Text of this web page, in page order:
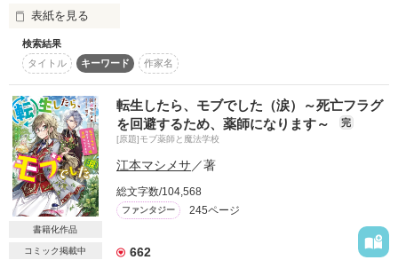
感想
ステータス 全て 完結 更新中
作品の長さ 長編 中編
コンテスト
表紙を見る
目指せ！　最恐パパの愛娘！
魔公爵ディーの娘サマラ（５歳）は
ある日前世の記憶を取り戻し、
自分がゲームの悪役令嬢であることを悟る。
16歳で確実に死亡する破滅フラグを回避するために
サマラがとった作戦は――
世界最強の魔法使いであるパパに
媚びを売って庇護してもらうこと！
検索結果
タイトル
キーワード 作家名
書籍化作品
コミック掲載中
転生したら、モブでした（涙）～死亡フラグ
を回避するため、薬師になります～
完
[原題]モブ薬師と魔法学校
江本マシメサ／著
総文字数/104,568
ファンタジー 245ページ
662